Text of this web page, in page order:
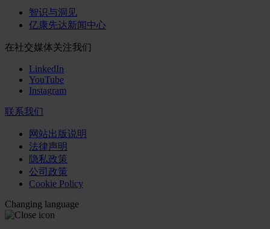
智识与洞见
亿康先达新闻中心
在社交媒体关注我们
LinkedIn
YouTube
Instagram
联系我们
网站出版说明
法律声明
隐私政策
公司政策
Cookie Policy
Changing language